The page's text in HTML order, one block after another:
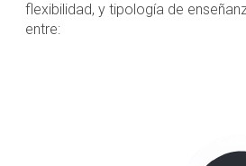
flexibilidad, y tipología de
entre: